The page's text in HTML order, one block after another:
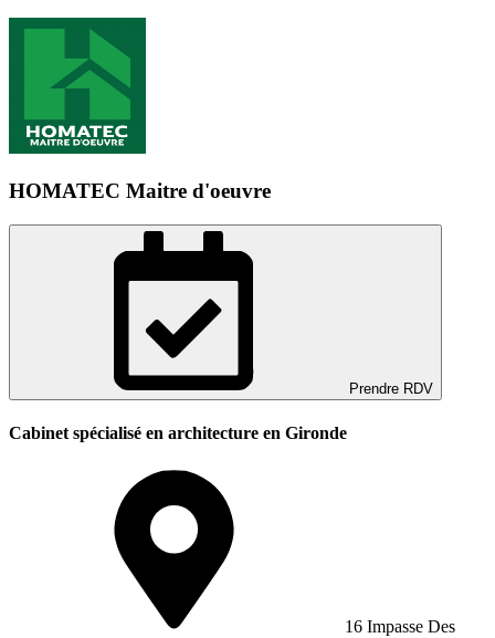
HOMATEC Maitre d'oeuvre
Prendre RDV
Cabinet spécialisé en architecture en Gironde
16 Impasse Des